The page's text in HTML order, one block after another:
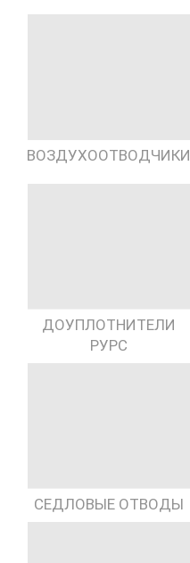
ВОЗДУХООТВОДЧИКИ
ДОУПЛОТНИТЕЛИ
РУРС
СЕДЛОВЫЕ ОТВОДЫ